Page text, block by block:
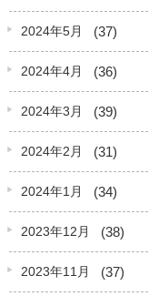
2024年5月 (37)
2024年4月 (36)
2024年3月 (39)
2024年2月 (31)
2024年1月 (34)
2023年12月 (38)
2023年11月 (37)